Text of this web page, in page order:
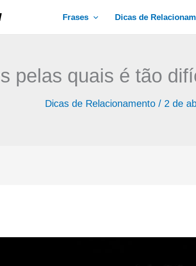
Frases Dicas de
pelas quais é tão
Dicas de Relacionamento / 2 de